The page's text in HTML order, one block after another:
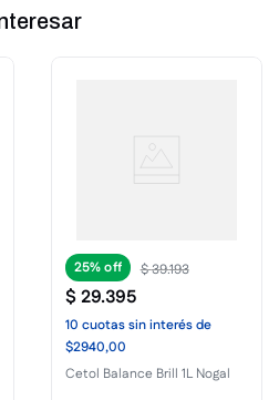
25% $39.193
$29.395
10 cuotassin interésde
$2940,00
Cetol Balance Brill 1L Nogal